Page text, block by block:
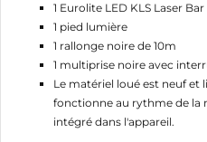
1 Eurolite LED KLS Laser
1 pied lumière
1 rallonge noire de 10m
1 multiprise noire avec
Le matériel loué est neuf et
fonctionne au rythme de la
intégré dans l'appareil.